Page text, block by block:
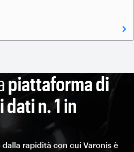
piattaforma di
n. 1 in
rapidità con cui Varonis è